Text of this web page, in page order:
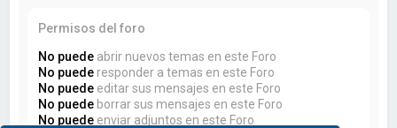
Permisos del foro
No puede abrir nuevos temas en este Foro
No puede responder a temas en este Foro
No puede editar sus mensajes en este Foro
No puede borrar sus mensajes en este Foro
No puede enviar adjuntos en este Foro